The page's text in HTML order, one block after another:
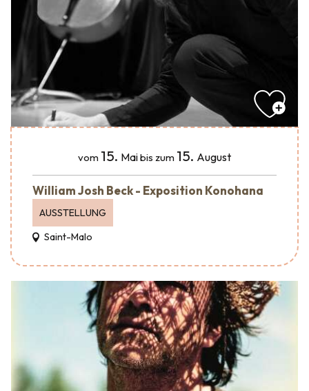
vom 15. Maibis zum 15. August
William Josh Beck - Exposition Konohana
AUSSTELLUNG
Saint-Malo